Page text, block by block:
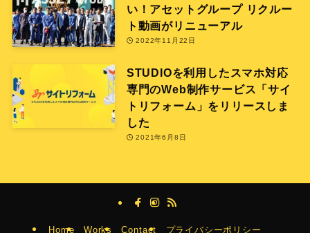
い！アセットグループ リクルー
ト動画がリニューアル
2022年11月22日
STUDIOを利用したスマホ対応
専門のWeb制作サービス「サイ
トリフォーム」をリリースしま
した
2021年6月8日
Home Works Contact プライバシーポリシー